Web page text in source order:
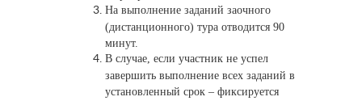
На выполнение заданий заочного
(дистанционного) тура отводится 90
минут.
В случае, если участник не успел
завершить выполнение всех заданий в
установленный срок – фиксируется